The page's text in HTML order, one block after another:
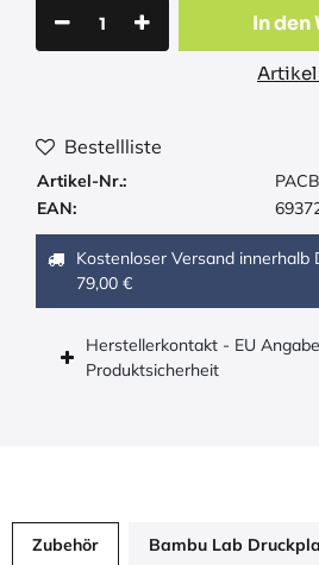
In den
Artikel
Bestellliste
Artikel-Nr.:
EAN:
Kostenloser Versand innerhalb
79,00 €
Herstellerkontakt - EU
Produktsicherheit
Zubehör Bambu Lab